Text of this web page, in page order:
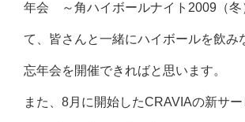
年会 ～角ハイボールナイト2009（冬
て、皆さんと一緒にハイボールを飲み
忘年会を開催できればと思います。
また、8月に開始したCRAVIAの新サ